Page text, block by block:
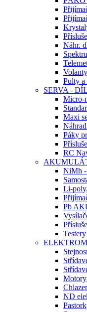
Náhr.
Pulty a
SERVA -
Micro-
Maxi
Páky
RC
NiMh
Li-
Pb
ND